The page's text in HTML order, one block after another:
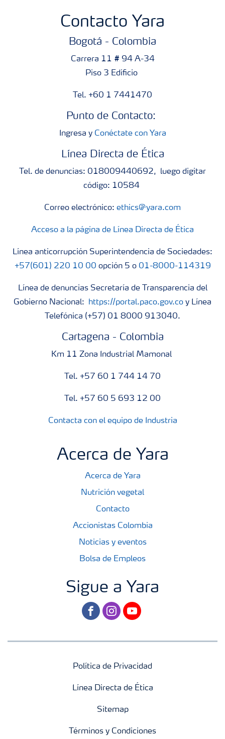
Contacto Yara
Bogotá - Colombia
Carrera 11 # 94 A-34
Piso 3 Edificio
Tel. +60 1 7441470
Punto de Contacto:
Ingresa y Conéctate con Yara
Línea Directa de Ética
Tel. de denuncias: 018009440692, luego digitar
código: 10584
Correo electrónico: ethics@yara.com
Acceso a la página de Línea Directa de Ética
Línea anticorrupción Superintendencia de Sociedades:
+57(601) 220 10 00 opción 5 o 01-8000-114319
Línea de denuncias Secretaría de Transparencia del
Gobierno Nacional:
https://portal.paco.gov.co y Línea
Telefónica (+57) 01 8000 913040.
Cartagena - Colombia
Km 11 Zona Industrial Mamonal
Tel. +57 60 1 744 14 70
Tel. +57 60 5 693 12 00
Contacta con el equipo de Industria
Acerca de Yara
Acerca de Yara
Nutrición vegetal
Contacto
Accionistas Colombia
Noticias y eventos
Bolsa de Empleos
Sigue a Yara
facebookinstagram
youtube
Política de Privacidad
Línea Directa de Ética
Sitemap
Términos y Condiciones